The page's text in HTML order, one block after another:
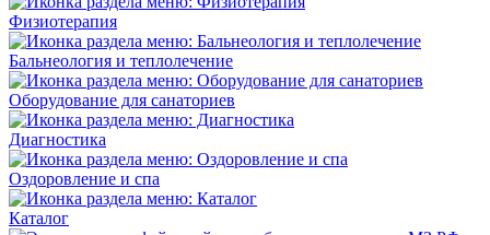
Физиотерапия
Бальнеология и теплолечение
Оборудование для санаториев
Диагностика
Оздоровление и спа
Каталог